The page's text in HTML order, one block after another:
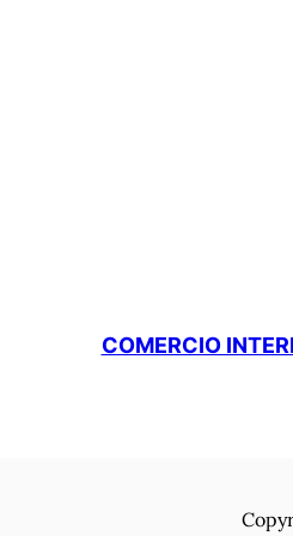
COMERCIO